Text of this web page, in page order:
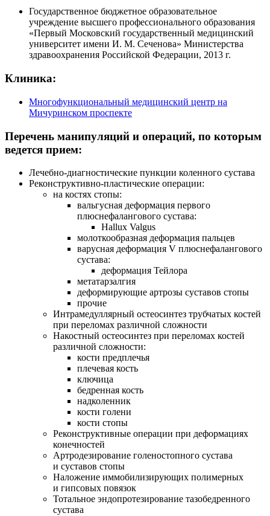
Государственное бюджетное образовательное
учреждение высшего профессионального образования
«Первый Московский государственный медицинский
университет имени И. М. Сеченова» Министерства
здравоохранения Российской Федерации, 2013 г.
Клиника:
Многофункциональный медицинский центр на
Мичуринском проспекте
Перечень манипуляций и операций, по которым
ведется прием:
Лечебно-диагностические пункции коленного сустава
Реконструктивно-пластические операции:
на костях стопы:
вальгусная деформация первого
плюснефалангового сустава:
Hallux Valgus
молоткообразная деформация пальцев
варусная деформация V плюснефалангового
сустава:
деформация Тейлора
метатарзалгия
деформирующие артрозы суставов стопы
прочие
Интрамедуллярный остеосинтез трубчатых костей
при переломах различной сложности
Накостный остеосинтез при переломах костей
различной сложности:
кости предплечья
плечевая кость
ключица
бедренная кость
надколенник
кости голени
кости стопы
Реконструктивные операции при деформациях
конечностей
Артродезирование голеностопного сустава
и суставов стопы
Наложение иммобилизирующих полимерных
и гипсовых повязок
Тотальное эндопротезирование тазобедренного
сустава